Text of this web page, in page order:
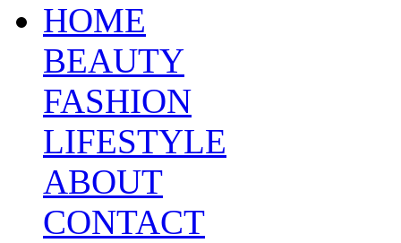
HOME
BEAUTY
FASHION
LIFESTYLE
ABOUT
CONTACT